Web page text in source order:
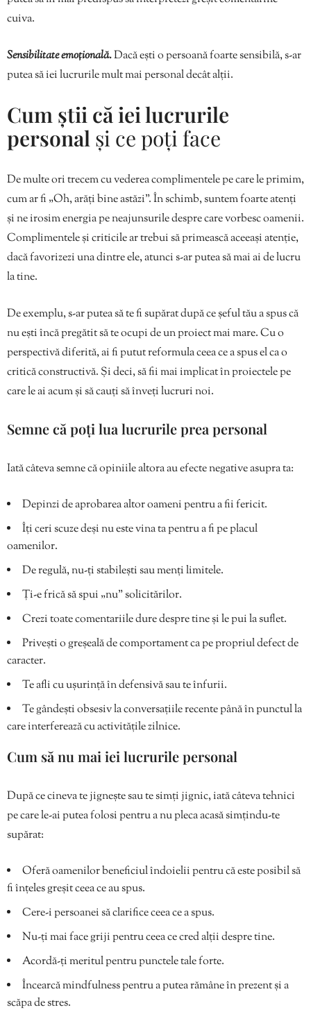
cuiva.
Sensibilitate emoțională.Dacă ești o persoană foarte sensibilă, s-ar
putea să iei lucrurile mult mai personal decât alții.
Cum știi că iei lucrurile
personal și ce poți face
De multe ori trecem cu vederea complimentele pe care le primim,
cum ar fi „Oh, arăți bine astăzi”. În schimb, suntem foarte atenți
și ne irosim energia pe neajunsurile despre care vorbesc oamenii.
Complimentele și criticile ar trebui să primească aceeași atenție,
dacă favorizezi una dintre ele, atunci s-ar putea să mai ai de lucru
la tine.
De exemplu, s-ar putea să te fi supărat după ce șeful tău a spus că
nu ești încă pregătit să te ocupi de un proiect mai mare. Cu o
perspectivă diferită, ai fi putut reformula ceea ce a spus el ca o
critică constructivă. Și deci, să fii mai implicat în proiectele pe
care le ai acum și să cauți să înveți lucruri noi.
Semne că poți lua lucrurile prea personal
Iată câteva semne că opiniile altora au efecte negative asupra ta:
Depinzi de aprobarea altor oameni pentru a fii fericit.
Îți ceri scuze deși nu este vina ta pentru a fi pe placul
oamenilor.
De regulă, nu-ți stabilești sau menți limitele.
Ți-e frică să spui „nu” solicitărilor.
Crezi toate comentariile dure despre tine și le pui la suflet.
Privești o greșeală de comportament ca pe propriul defect de
caracter.
Te afli cu ușurință în defensivă sau te înfurii.
Te gândești obsesiv la conversațiile recente până în punctul la
care interferează cu activitățile zilnice.
Cum să nu mai iei lucrurile personal
După ce cineva te jignește sau te simți jignic, iată câteva tehnici
pe care le-ai putea folosi pentru a nu pleca acasă simțindu-te
supărat:
Oferă oamenilor beneficiul îndoielii pentru că este posibil să
fi înțeles greșit ceea ce au spus.
Cere-i persoanei să clarifice ceea ce a spus.
Nu-ți mai face griji pentru ceea ce cred alții despre tine.
Acordă-ți meritul pentru punctele tale forte.
Încearcă mindfulness pentru a putea rămâne în prezent și a
scăpa de stres.